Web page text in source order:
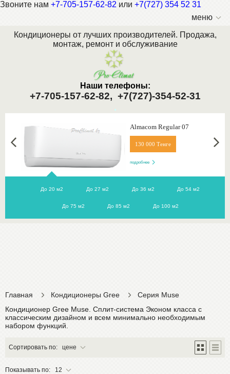
Звоните нам +7-705-157-62-82 или +7(727) 354 52 31
меню
Кондиционеры от лучших производителей. Продажа,
монтаж, ремонт и обслуживание
Наши телефоны:
+7-705-157-62-82, +7(727)-354-52-31
.
Almacom Regular 07
130 000 Тенге
подробнее
До 20 м2 До 27 м2 До 36 м2 До 54 м2
До 75 м2 До 85 м2 До 100 м2
Главная Кондиционеры Gree
Серия Muse
Кондиционер Gree Muse. Сплит-система Эконом класса с
классическим дизайном и всем минимально необходимым
набором функций.
Сортировать по: цене
Показывать по: 12